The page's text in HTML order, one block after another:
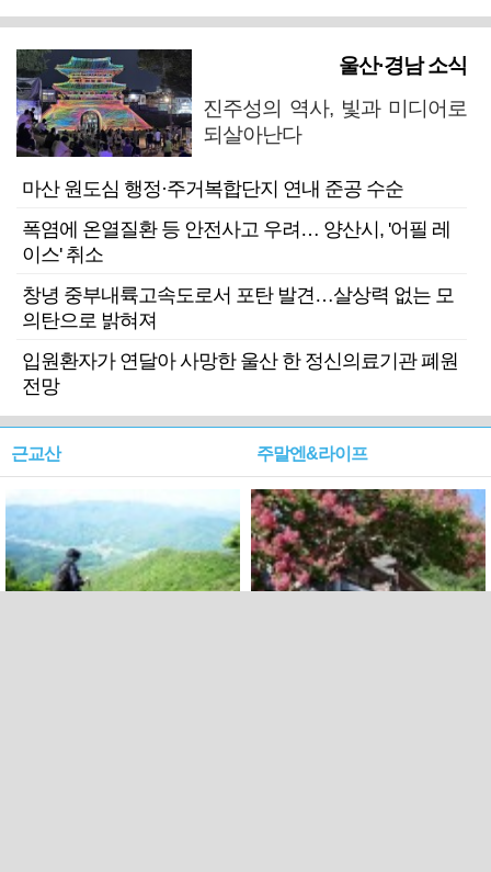
울산·경남 소식
진주성의 역사, 빛과 미디어로
되살아난다
마산 원도심 행정·주거복합단지 연내 준공 수순
폭염에 온열질환 등 안전사고 우려… 양산시, '어필 레
이스' 취소
창녕 중부내륙고속도로서 포탄 발견…살상력 없는 모
의탄으로 밝혀져
입원환자가 연달아 사망한 울산 한 정신의료기관 폐원
전망
근교산 주말엔&라이프